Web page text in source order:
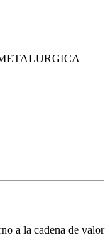
a la cadena de valor